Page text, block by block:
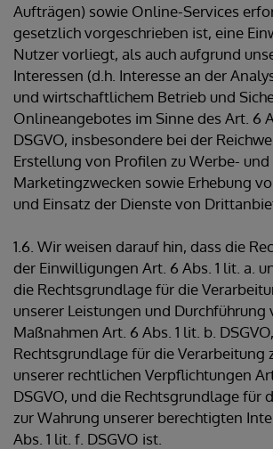
Aufträgen) sowie Online-Services
gesetzlich vorgeschrieben ist, eine
Nutzer vorliegt, als auch aufgrund
Interessen (d.h. Interesse an der
und wirtschaftlichem Betrieb und
Onlineangebotes im Sinne des Art. 6
DSGVO, insbesondere bei der
Erstellung von Profilen zu Werbe- und
Marketingzwecken sowie Erhebung
und Einsatz der Dienste von
1.6. Wir weisen darauf hin, dass die
der Einwilligungen Art. 6 Abs. 1 lit. a.
die Rechtsgrundlage für die
unserer Leistungen und Durchführung
Maßnahmen Art. 6 Abs. 1 lit. b.
Rechtsgrundlage für die Verarbeitung
unserer rechtlichen Verpflichtungen
DSGVO, und die Rechtsgrundlage für
zur Wahrung unserer berechtigten
Abs. 1 lit. f. DSGVO ist.